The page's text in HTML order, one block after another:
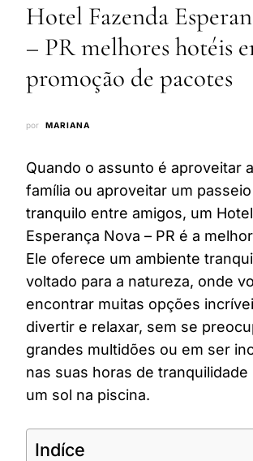
Hotel Fazenda
– PR melhores hotéis
promoção de pacotes
por MARIANA
Quando o assunto é aproveitar
família ou aproveitar um
tranquilo entre amigos, um
Esperança Nova – PR é a
Ele oferece um ambiente
voltado para a natureza, onde
encontrar muitas opções
divertir e relaxar, sem se
grandes multidões ou em ser
nas suas horas de tranquilidade
um sol na piscina.
Indíce